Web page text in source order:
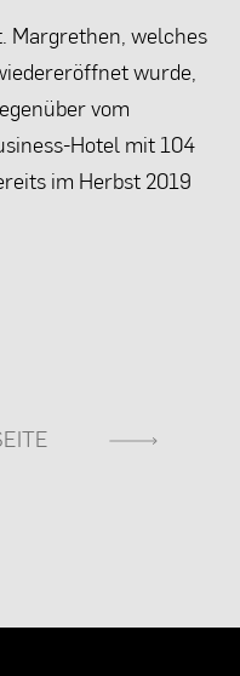
Margrethen, welches
wurde,
vom
Hotel mit 104
im Herbst 2019